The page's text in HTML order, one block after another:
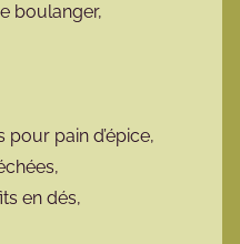
boulanger,
pour pain d’épice,
en dés,